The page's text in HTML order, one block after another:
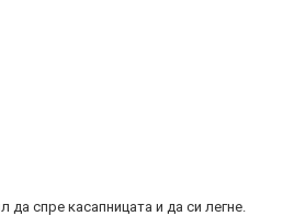
спре касапницата и да си легне.